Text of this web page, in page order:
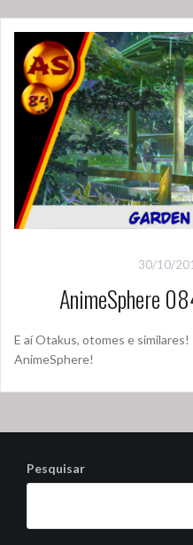
30/10/
AnimeSphere
E aí Otakus, otomes e similares!
AnimeSphere!
Pesquisar